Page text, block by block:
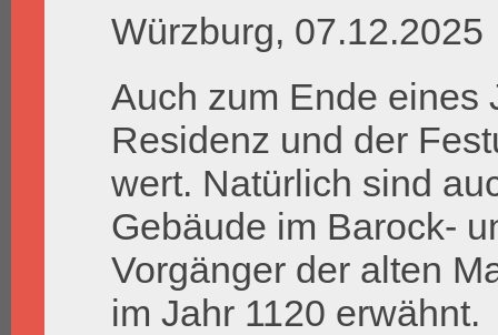
Würzburg, 07.12.2025
Auch zum Ende eines
Residenz und der
wert. Natürlich sind
Gebäude im Barock-
Vorgänger der alten
im Jahr 1120 erwähnt.